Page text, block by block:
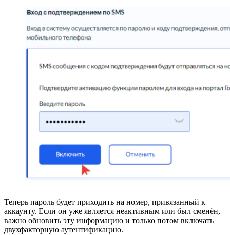
Теперь пароль будет приходить на номер, привязанный к
аккаунту. Если он уже является неактивным или был сменён,
важно обновить эту информацию и только потом включать
двухфакторную аутентификацию.